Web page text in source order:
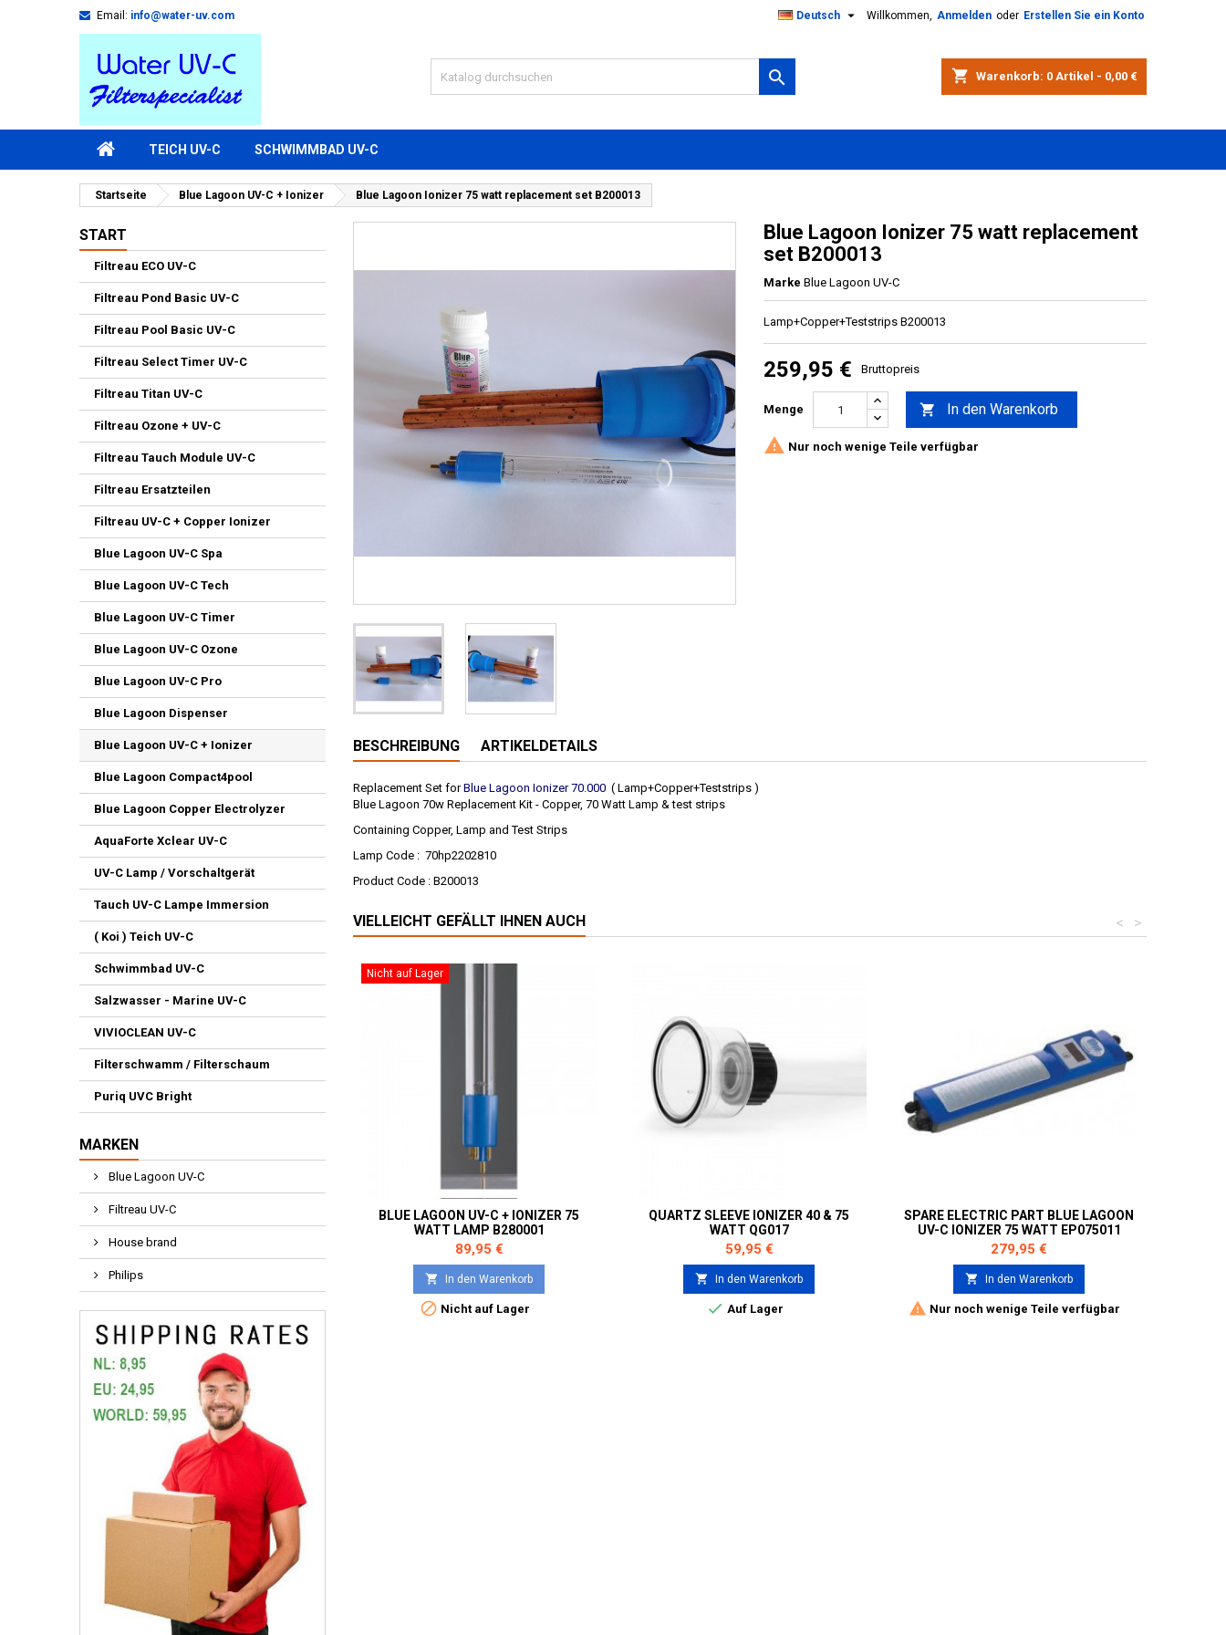
Email: info@water-uv.com Willkommen, Anmelden oder Erstellen Sie ein Konto
Deutsch 
shopping_cart Warenkorb: 0 Artikel - 0,00 €

TEICH UV-C SCHWIMMBAD UV-C
Startseite Blue Lagoon UV-C + Ionizer Blue Lagoon Ionizer 75 watt replacement set B200013
START
Filtreau ECO UV-C
Filtreau Pond Basic UV-C
Filtreau Pool Basic UV-C
Filtreau Select Timer UV-C
Filtreau Titan UV-C
Filtreau Ozone + UV-C
Filtreau Tauch Module UV-C
Filtreau Ersatzteilen
Filtreau UV-C + Copper Ionizer
Blue Lagoon UV-C Spa
Blue Lagoon UV-C Tech
Blue Lagoon UV-C Timer
Blue Lagoon UV-C Ozone
Blue Lagoon UV-C Pro
Blue Lagoon Dispenser
Blue Lagoon UV-C + Ionizer
Blue Lagoon Compact4pool
Blue Lagoon Copper Electrolyzer
AquaForte Xclear UV-C
UV-C Lamp / Vorschaltgerät
Tauch UV-C Lampe Immersion
( Koi ) Teich UV-C
Schwimmbad UV-C
Salzwasser - Marine UV-C
VIVIOCLEAN UV-C
Filterschwamm / Filterschaum
Puriq UVC Bright
MARKEN
Blue Lagoon UV-C
Filtreau UV-C
House brand
Philips
Blue Lagoon Ionizer 75 watt replacement
set B200013
Marke Blue Lagoon UV-C
Lamp+Copper+Teststrips B200013
259,95 € Bruttopreis
Menge  In den Warenkorb
 Nur noch wenige Teile verfügbar
BESCHREIBUNG ARTIKELDETAILS
Replacement Set forBlue Lagoon Ionizer 70.000 ( Lamp+Copper+Teststrips )
Blue Lagoon 70w Replacement Kit - Copper, 70 Watt Lamp & test strips
Containing Copper, Lamp and Test Strips
Lamp Code : 70hp2202810
Product Code : B200013
VIELLEICHT GEFÄLLT IHNEN AUCH >
<
Nicht auf Lager
BLUE LAGOON UV-C + IONIZER 75
WATT LAMP B280001
Preis
89,95 €
 In den Warenkorb
 Nicht auf Lager
QUARTZ SLEEVE IONIZER 40 & 75
WATT QG017
Preis
59,95 €
 In den Warenkorb
 Auf Lager
SPARE ELECTRIC PART BLUE LAGOON
UV-C IONIZER 75 WATT EP075011
Preis
279,95 €
 In den Warenkorb
 Nur noch wenige Teile verfügbar